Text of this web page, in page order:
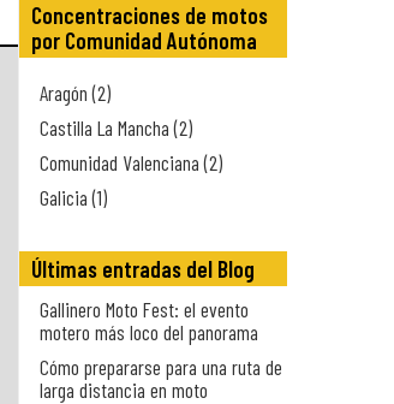
Concentraciones de motos
por Comunidad Autónoma
Aragón (2)
Castilla La Mancha (2)
Comunidad Valenciana (2)
Galicia (1)
Últimas entradas del Blog
Gallinero Moto Fest: el evento
motero más loco del panorama
Cómo prepararse para una ruta de
larga distancia en moto